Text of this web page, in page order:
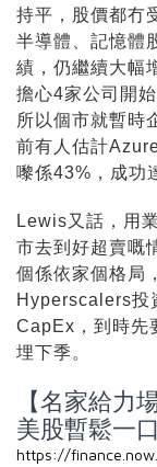
持平，股價都冇
半導體、記憶體
績，仍繼續大幅
擔心4家公司開
所以個市就暫時
前有人估計
嚟係43%，成功
Lewis又話，用
市去到好超賣嘅
個係依家個格局
Hyperscalers投
CapEx，到時先
埋下季。
【名家給力
美股暫鬆一
https://